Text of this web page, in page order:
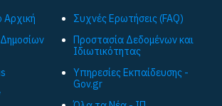
Αρχική
Συχνές Ερωτήσεις (FAQ)
Προστασία Δεδομένων και
Ιδιωτικότητας
Υπηρεσίες Εκπαίδευσης -
Gov.gr